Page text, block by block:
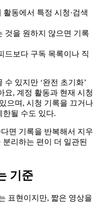
활동에서 특정 시청·검색
것을 원하지 않으면 기록
드보다 구독 목록이나 직
있지만 ‘완전 초기화’
요, 계정 활동과 현재 시청
으며, 시청 기록을 끄거나
한될 수도 있다.
면 기록을 반복해서 지우
리하는 편이 더 일관된
기준
표현이지만, 짧은 영상을